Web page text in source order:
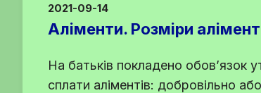
2021-09-14
Аліменти. Розміри
На батьків покладено обов’язок
сплати аліментів: добровільно